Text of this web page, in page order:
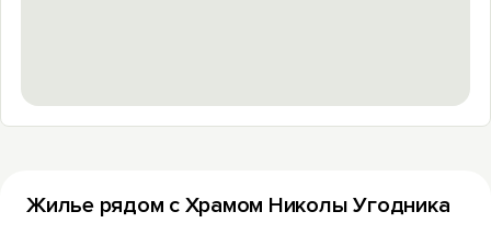
Жилье рядом с Храмом Николы Угодника